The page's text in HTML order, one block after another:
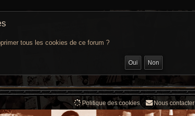
tous les cookies de ce forum ?
Nous contacter
Politique des cookies